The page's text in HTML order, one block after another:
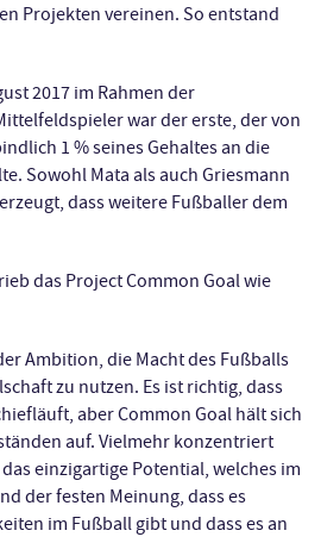
Projekten vereinen. So entstand
2017 im Rahmen der
war der erste, der von
1 % seines Gehaltes an die
Sowohl Mata als auch Griesmann
dass weitere Fußballer dem
das Project Common Goal wie
Ambition, die Macht des Fußballs
zu nutzen. Es ist richtig, dass
aber Common Goal hält sich
auf. Vielmehr konzentriert
einzigartige Potential, welches im
der festen Meinung, dass es
im Fußball gibt und dass es an